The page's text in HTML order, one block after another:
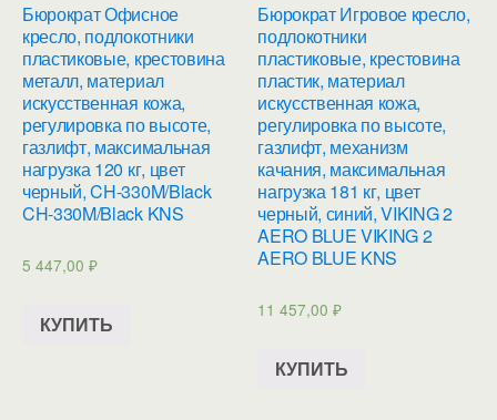
Бюрократ Офисное
кресло, подлокотники
пластиковые, крестовина
металл, материал
искусственная кожа,
регулировка по высоте,
газлифт, максимальная
нагрузка 120 кг, цвет
черный, CH-330M/Black
CH-330M/Black KNS
5 447,00 ₽
КУПИТЬ
Бюрократ Игровое кресло,
подлокотники
пластиковые, крестовина
пластик, материал
искусственная кожа,
регулировка по высоте,
газлифт, механизм
качания, максимальная
нагрузка 181 кг, цвет
черный, синий, VIKING 2
AERO BLUE VIKING 2
AERO BLUE KNS
11 457,00₽
КУПИТЬ